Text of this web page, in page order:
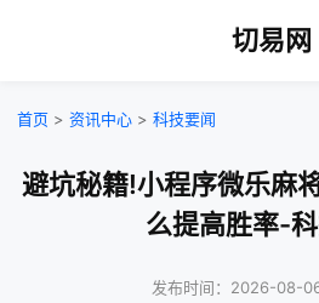
切易网
首页 > 资讯中心 > 科技要闻
避坑秘籍!小程序微乐麻
么提高胜率-
发布时间：2026-08-